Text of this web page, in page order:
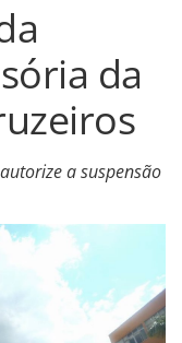
da
a suspensão